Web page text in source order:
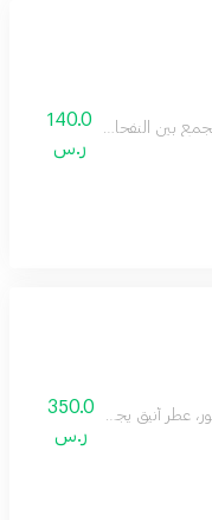
بين النفحات الغربية والشرقية
140.0
ر.س
عطر أنيق يجمع بين الروائح
350.0
ر.س